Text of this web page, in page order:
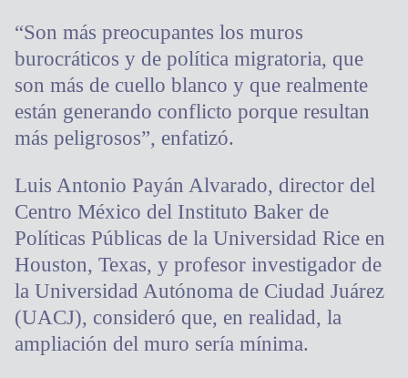
“Son más preocupantes los muros
burocráticos y de política migratoria, que
son más de cuello blanco y que realmente
están generando conflicto porque resultan
más peligrosos”, enfatizó.
Luis Antonio Payán Alvarado, director del
Centro México del Instituto Baker de
Políticas Públicas de la Universidad Rice en
Houston, Texas, y profesor investigador de
la Universidad Autónoma de Ciudad Juárez
(UACJ), consideró que, en realidad, la
ampliación del muro sería mínima.